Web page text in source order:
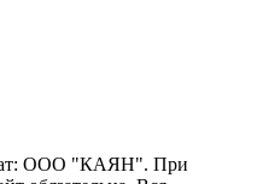
ООО "КАЯН". При